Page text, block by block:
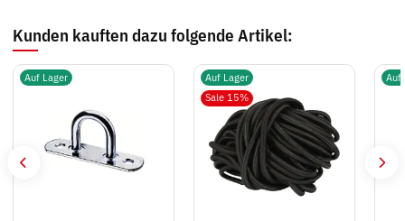
Kunden kauften dazu folgende Artikel:
Auf Lager
Auf Lager
Sale 15%
Auf